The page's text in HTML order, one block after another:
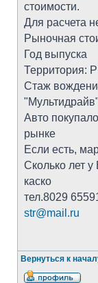
стоимости.
Для расчета
Рыночная
Год выпуска
Территория:
Стаж
"Мультидрайв"
Авто
рынке
Если есть,
Сколько лет
каско
тел.8029
str@mail.ru
Вернуться к